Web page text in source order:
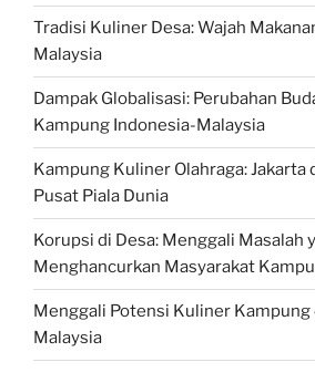
Tradisi Kuliner Desa: Wajah
Malaysia
Dampak Globalisasi: Perubahan
Kampung Indonesia-Malaysia
Kampung Kuliner Olahraga: Jakarta
Pusat Piala Dunia
Korupsi di Desa: Menggali Masalah
Menghancurkan Masyarakat
Menggali Potensi Kuliner Kampung
Malaysia